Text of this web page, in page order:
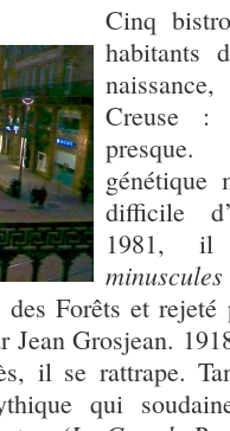
Cinq
habitants
Creuse :
génétique
difficile
1981,
des Forêts et
Jean Grosjean.
il se rattrape.
qui